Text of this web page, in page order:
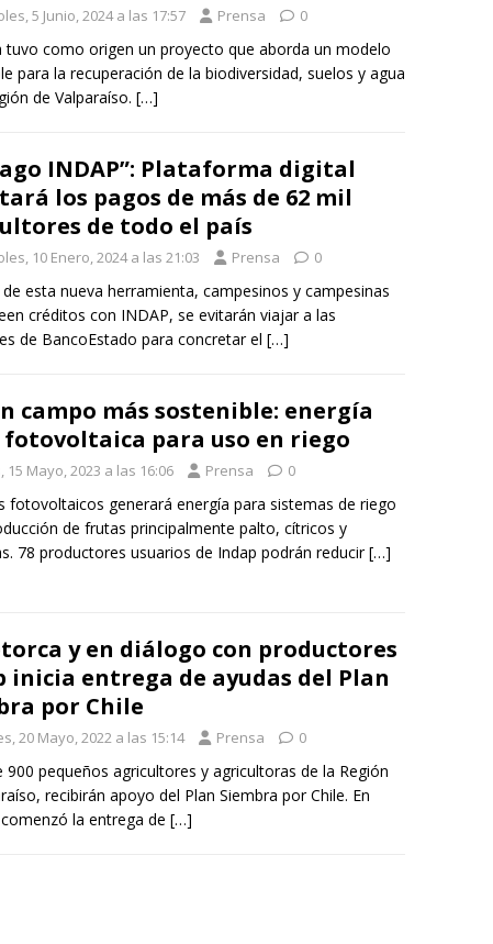
5 Junio, 2024 a las 17:57 Prensa 0
tuvo como origen un proyecto que aborda un modelo
para la recuperación de la biodiversidad, suelos y agua
de Valparaíso. […]
INDAP”: Plataforma digital
los pagos de más de 62 mil
de todo el país
10 Enero, 2024 a las 21:03 Prensa 0
esta nueva herramienta, campesinos y campesinas
créditos con INDAP, se evitarán viajar a las
de BancoEstado para concretar el […]
campo más sostenible: energía
para uso en riego
15 Mayo, 2023 a las 16:06 Prensa 0
fotovoltaicos generará energía para sistemas de riego
de frutas principalmente palto, cítricos y
78 productores usuarios de Indap podrán reducir[…]
y en diálogo con productores
inicia entrega de ayudas del Plan
por Chile
20 Mayo, 2022 a las 15:14 Prensa 0
900 pequeños agricultores y agricultoras de la Región
recibirán apoyo del Plan Siembra por Chile. En
la entrega de […]